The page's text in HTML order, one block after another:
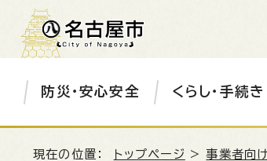
防災・安心安全 くらし・手続き
現在の位置： トップページ >事業者向